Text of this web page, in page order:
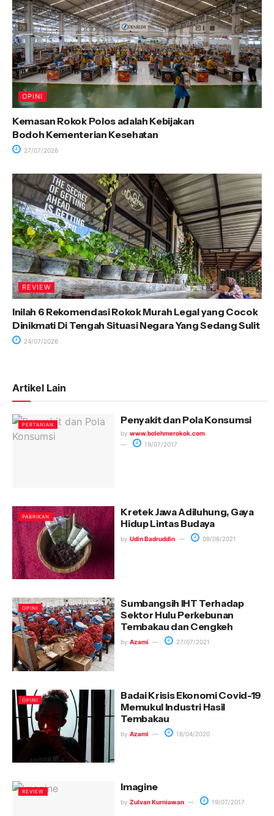
OPINI
Kemasan Rokok Polos adalah Kebijakan
Bodoh Kementerian Kesehatan
27/07/2026
REVIEW
Inilah 6 Rekomendasi Rokok Murah Legal yang Cocok
Dinikmati Di Tengah Situasi Negara Yang Sedang Sulit
24/07/2026
Artikel Lain
PERTANIAN Penyakit dan Pola Konsumsi
by www.bolehmerokok.com
19/07/2017
PABRIKAN
Kretek Jawa Adiluhung, Gaya
Hidup Lintas Budaya
by Udin Badruddin 09/08/2021
OPINI
Sumbangsih IHT Terhadap
Sektor Hulu Perkebunan
Tembakau dan Cengkeh
by Azami 27/07/2021
OPINI
Badai Krisis Ekonomi Covid-19
Memukul Industri Hasil
Tembakau
by Azami 18/04/2020
REVIEW Imagine
by Zulvan Kurniawan 19/07/2017